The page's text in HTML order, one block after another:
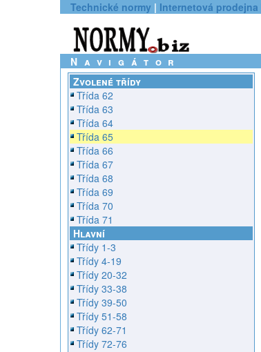
Technické normy | Internetová prodejna
Navigátor
Zvolené třídy
Třída 62
Třída 63
Třída 64
Třída 65
Třída 66
Třída 67
Třída 68
Třída 69
Třída 70
Třída 71
Hlavní
Třídy 1-3
Třídy 4-19
Třídy 20-32
Třídy 33-38
Třídy 39-50
Třídy 51-58
Třídy 62-71
Třídy 72-76